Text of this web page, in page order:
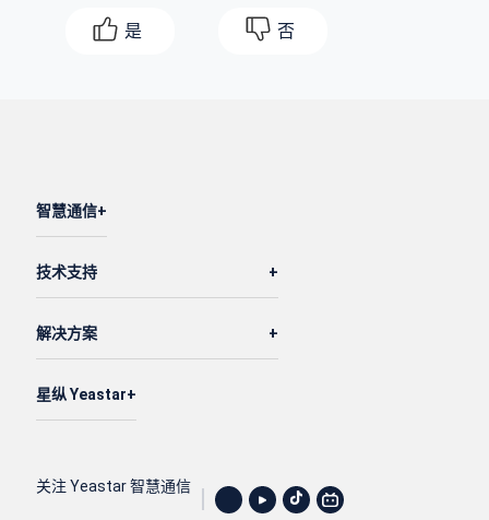
是 否
智慧通信
技术支持
解决方案
星纵 Yeastar
关注 Yeastar 智慧通信